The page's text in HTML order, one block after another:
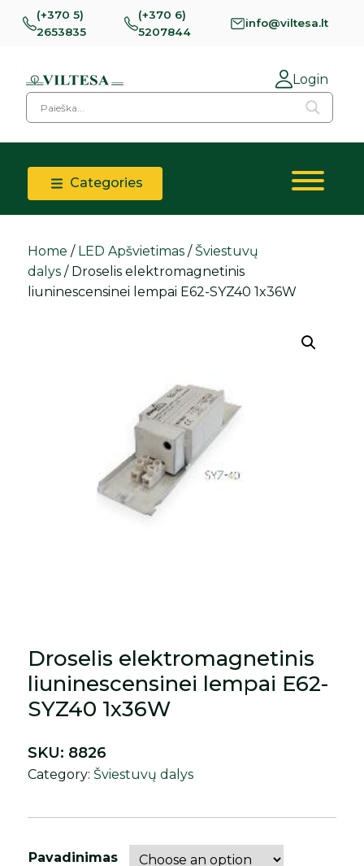
(+370 5)
2653835
(+370 6)
5207844
info@viltesa.lt
Login
Categories
Home / LED Apšvietimas / Šviestuvų
dalys / Droselis elektromagnetinis
liuninescensinei lempai E62-SYZ40 1x36W
Droselis elektromagnetinis
liuninescensinei lempai E62-
SYZ40 1x36W
Pavadinimas
SKU: 8826
Category: Šviestuvų dalys